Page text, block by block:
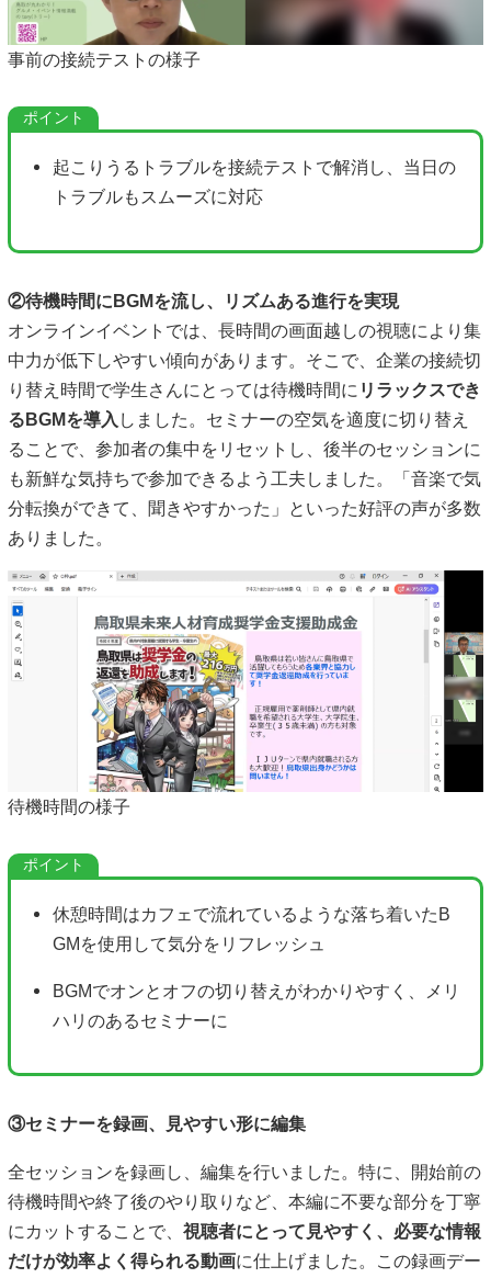
事前の接続テストの様子
起こりうるトラブルを接続テストで解消し、当日の
トラブルもスムーズに対応
②待機時間にBGMを流し、リズムある進行を実現
オンラインイベントでは、長時間の画面越しの視聴により集
中力が低下しやすい傾向があります。そこで、企業の接続切
り替え時間で学生さんにとっては待機時間に リラックスでき
るBGMを導入 しました。セミナーの空気を適度に切り替え
ることで、参加者の集中をリセットし、後半のセッションに
も新鮮な気持ちで参加できるよう工夫しました。「音楽で気
分転換ができて、聞きやすかった」といった好評の声が多数
ありました。
待機時間の様子
休憩時間はカフェで流れているような落ち着いたB
GMを使用して気分をリフレッシュ
BGMでオンとオフの切り替えがわかりやすく、メリ
ハリのあるセミナーに
③セミナーを録画、見やすい形に編集
全セッションを録画し、編集を行いました。特に、開始前の
待機時間や終了後のやり取りなど、本編に不要な部分を丁寧
にカットすることで、 視聴者にとって見やすく、必要な情報
だけが効率よく得られる動画に仕上げました。この録画デー